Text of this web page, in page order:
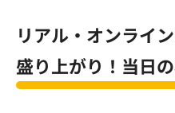
リアル・オンライ
盛り上がり！当日